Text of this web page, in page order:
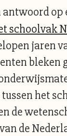
antwoord op
schoolvak
jaren
bleken
het
de
de